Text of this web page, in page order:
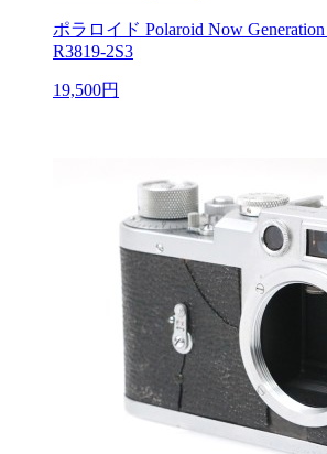
ポラロイド Polaroid Now
R3819-2S3
19,500円